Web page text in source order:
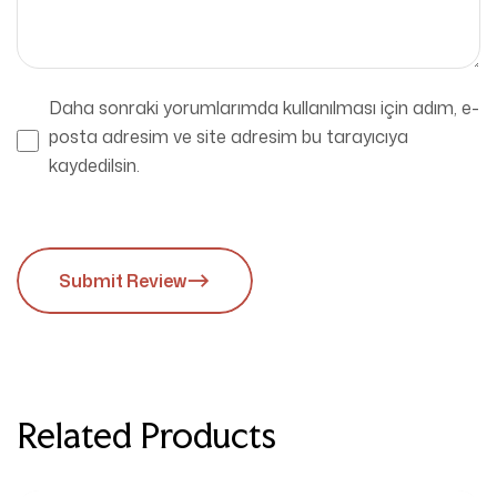
Daha sonraki yorumlarımda kullanılması için adım, e-
posta adresim ve site adresim bu tarayıcıya
kaydedilsin.
Submit Review
Related Products